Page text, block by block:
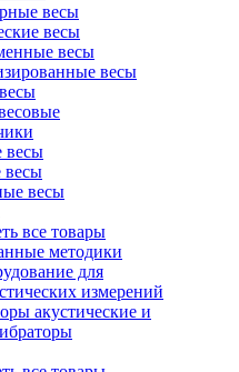
весы
весы
весы
весы
весы
весы
весы
все товары
методики
для
измерений
акустические и